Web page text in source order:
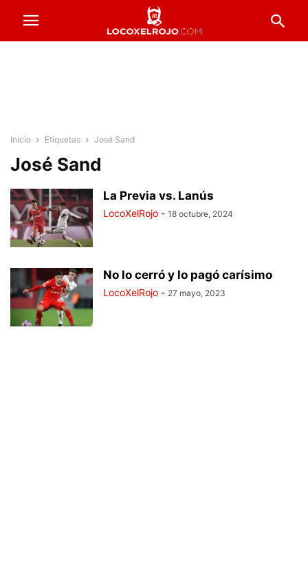
Inicio Etiquetas José Sand
José Sand
La Previa vs. Lanús
LocoXelRojo - 18 octubre, 2024
No lo cerró y lo pagó carísimo
LocoXelRojo - 27 mayo, 2023